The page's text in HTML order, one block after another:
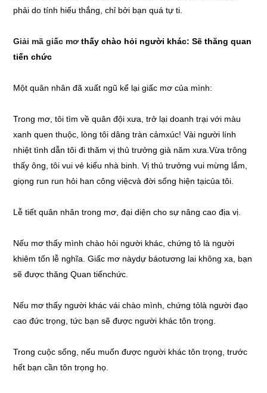
phải do tính hiếu thắng, chỉ bởi bạn quá tự ti.
Giải mã giấc mơthấy chào hỏi người khác: Sẽ thăng quan
tiến chức
Một quân nhân đã xuất ngũ kể lại giấc mơ của mình:
Trong mơ, tôi tìm về quân đội xưa, trở lại doanh trại với màu
xanh quen thuộc, lòng tôi dâng tràn cảmxúc! Vài người lính
nhiệt tình dẫn tôi đi thăm vị thủ trưởng già năm xưa.Vừa trông
thấy ông, tôi vui vẻ kiểu nhà binh. Vị thủ trưởng vui mừng lắm,
giọng run run hỏi han công việcvà đời sống hiện tạicủa tôi.
Lễ tiết quân nhân trong mơ, đại diện cho sự nâng cao địa vị.
Nếu mơ thấy mình chào hỏi người khác, chứng tỏ là người
khiêm tốn lễ nghĩa. Giấc mơ nàydự báotương lai không xa, bạn
sẽ được thăng Quan tiếnchức.
Nếu mơ thấy người khác vái chào mình, chứng tỏlà người đạo
cao đức trọng, tức bạn sẽ được người khác tôn trọng.
Trong cuộc sống, nếu muốn được người khác tôn trọng, trước
hết bạn cần tôn trọng họ.